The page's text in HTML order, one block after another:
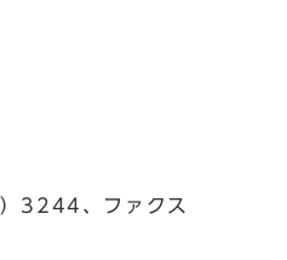
3244、ファクス